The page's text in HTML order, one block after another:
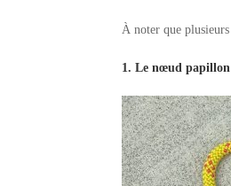
À noter que plusieurs
1. Le nœud papillon